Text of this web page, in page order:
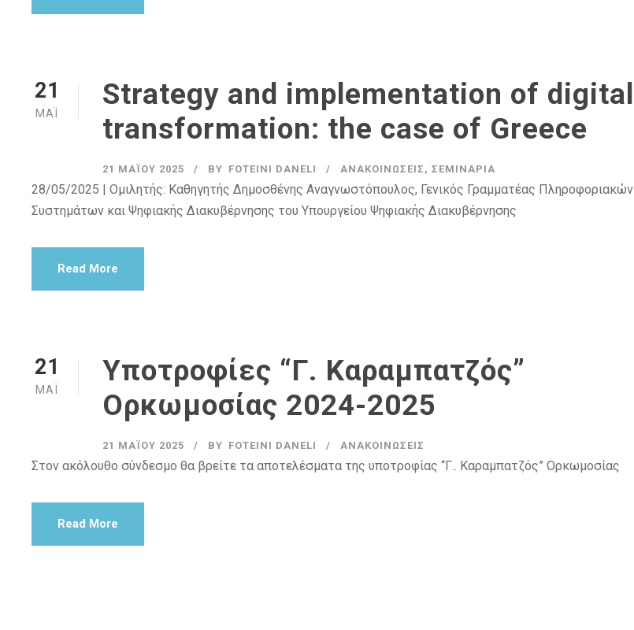
21
ΜΆΙ
Strategy and implementation of digital
transformation: the case of Greece
21 ΜΑΪ́ΟΥ 2025 BY FOTEINI DANELI ΑΝΑΚΟΙΝΏΣΕΙΣ , ΣΕΜΙΝΆΡΙΑ
28/05/2025 | Ομιλητής: Καθηγητής Δημοσθένης Αναγνωστόπουλος, Γενικός Γραμματέας Πληροφοριακών
Συστημάτων και Ψηφιακής Διακυβέρνησης του Υπουργείου Ψηφιακής Διακυβέρνησης
Read More
21
ΜΆΙ
Υποτροφίες “Γ. Καραμπατζός”
Ορκωμοσίας 2024-2025
21 ΜΑΪ́ΟΥ 2025 BY FOTEINI DANELI ΑΝΑΚΟΙΝΏΣΕΙΣ
Στον ακόλουθο σύνδεσμο θα βρείτε τα αποτελέσματα της υποτροφίας “Γ.. Καραμπατζός” Ορκωμοσίας
Read More